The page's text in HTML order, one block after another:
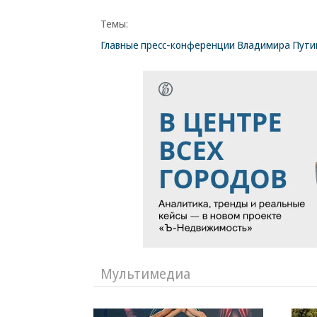
Темы:
Главные пресс-конференции Владимира
Мультимедиа